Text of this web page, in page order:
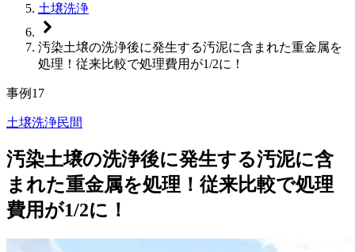
土壌洗浄
汚染土壌の洗浄後に発生する汚泥に含まれた重金属を
処理！従来比較で処理費用が1/2に！
事例17
土壌洗浄民間
汚染土壌の洗浄後に発生する汚泥に含
まれた重金属を処理！従来比較で処理
費用が1/2に！